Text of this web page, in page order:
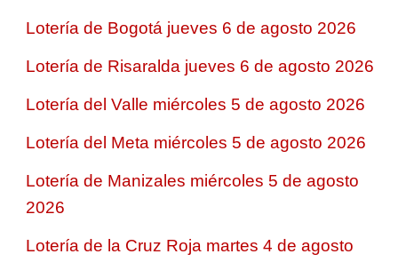
Lotería de Bogotá jueves 6 de agosto 2026
Lotería de Risaralda jueves 6 de agosto 2026
Lotería del Valle miércoles 5 de agosto 2026
Lotería del Meta miércoles 5 de agosto 2026
Lotería de Manizales miércoles 5 de agosto
2026
Lotería de la Cruz Roja martes 4 de agosto